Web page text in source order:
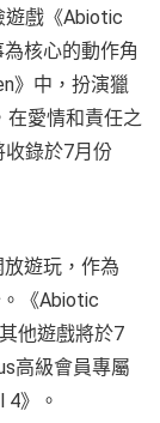
遊戲《Abiotic
核心的動作角
》中，扮演獵
在愛情和責任之
收錄於7月份
遊玩，作為
《Abiotic
他遊戲將於7
高級會員專屬
》。